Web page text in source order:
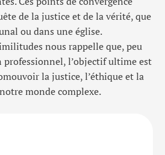
de la justice et de la vérité, que
ou dans une église.
nous rappelle que, peu
l’objectif ultime est
la justice, l’éthique et la
monde complexe.